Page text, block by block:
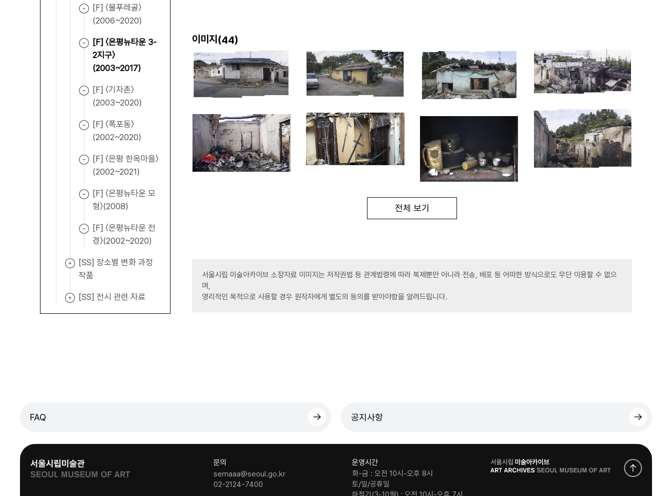
[F] 〈물푸레골〉
(2006~2020)
[F] 〈은평뉴타운 3-
2지구〉
(2003~2017)
[F] 〈기자촌〉
(2003~2020)
[F] 〈폭포동〉
(2002~2020)
[F] 〈은평 한옥마을〉
(2002~2021)
[F] 〈은평뉴타운 모
형〉(2008)
[F] 〈은평뉴타운 전
경〉(2002~2020)
[SS] 장소별 변화 과정
작품
[SS] 전시 관련 자료
이미지(44)
전체 보기
서울시립 미술아카이브 소장자료 이미지는 저작권법 등 관계법령에 따라 복제뿐만 아니라 전송, 배포 등 어떠한 방식으로도 무단 이용할 수 없으
며,
영리적인 목적으로 사용할 경우 원작자에게 별도의 동의를 받아야함을 알려드립니다.
FAQ 공지사항
문의
semaaa@seoul.go.kr
02-2124-7400
운영시간
화-금 : 오전 10시-오후 8시
토/일/공휴일
로
고